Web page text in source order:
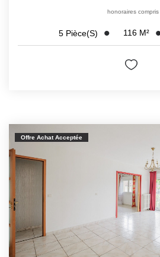
honoraires compris
5 Pièce(s) 116 M²
Offre Achat Acceptée